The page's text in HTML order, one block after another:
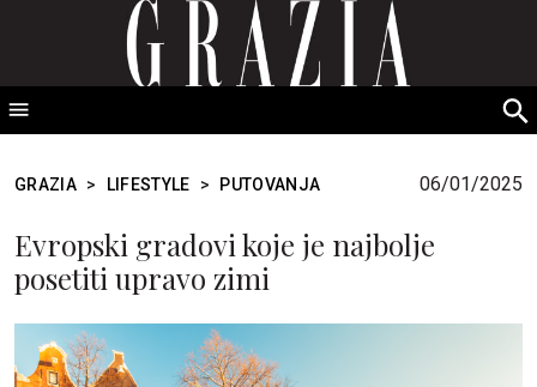
GRAZIA Srbija
GRAZIA > LIFESTYLE > PUTOVANJA 06/01/2025
Evropski gradovi koje je najbolje
posetiti upravo zimi